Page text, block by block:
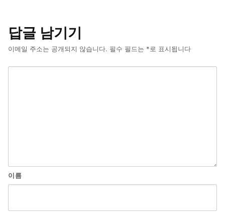
답글 남기기
이메일 주소는 공개되지 않습니다. 필수 필드는 *로 표시됩니다
이름